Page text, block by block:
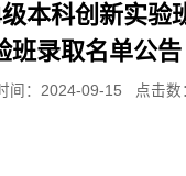
本科创新实验
班录取名单公告
间：2024-09-15 点击数